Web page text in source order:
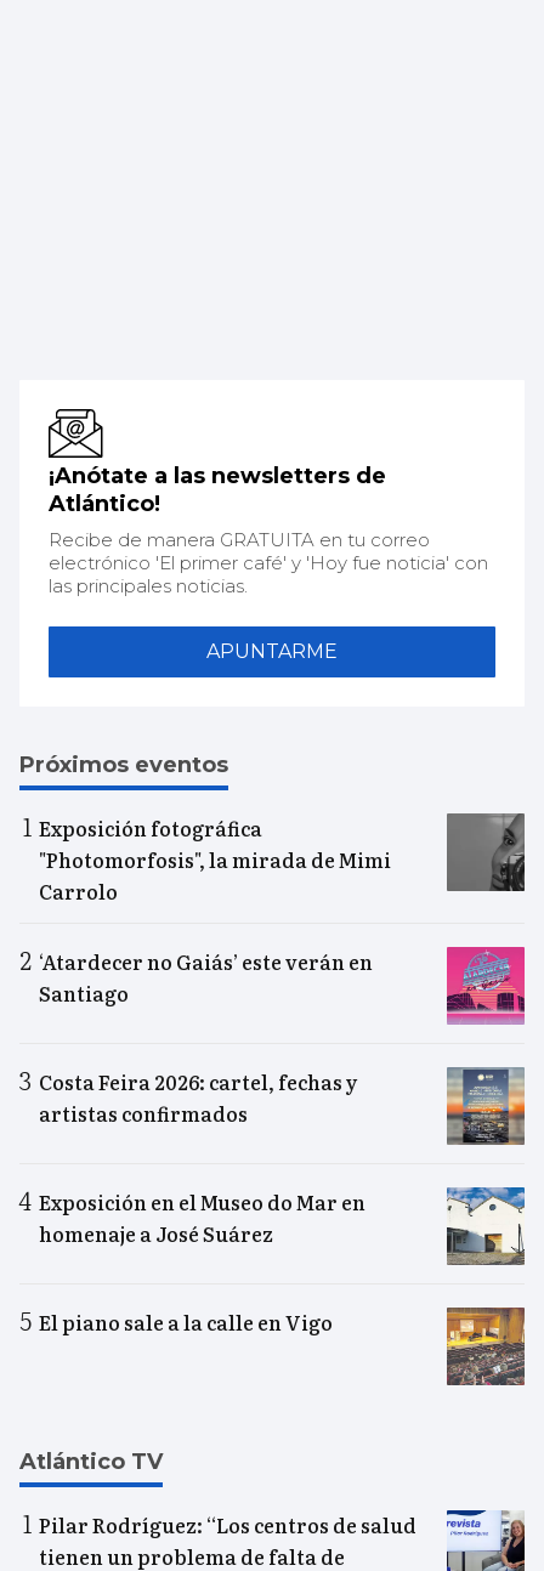
¡Anótate a las newsletters de
Atlántico!
Recibe de manera GRATUITA en tu correo
electrónico 'El primer café' y 'Hoy fue noticia' con
las principales noticias.
APUNTARME
Próximos eventos
Exposición fotográfica
"Photomorfosis", la mirada de Mimi
Carrolo
‘Atardecer no Gaiás’ este verán en
Santiago
Costa Feira 2026: cartel, fechas y
artistas confirmados
Exposición en el Museo do Mar en
homenaje a José Suárez
El piano sale a la calle en Vigo
Atlántico TV
Pilar Rodríguez: “Los centros de salud
tienen un problema de falta de